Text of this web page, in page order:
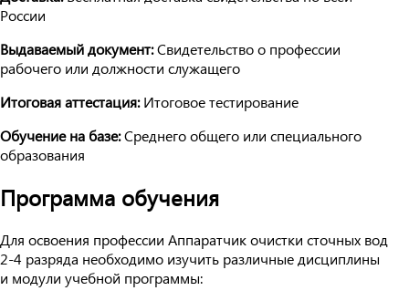
России
Выдаваемый документ:Свидетельство о профессии
рабочего или должности служащего
Итоговая аттестация:Итоговое тестирование
Обучение на базе:Среднего общего или специального
образования
Программа обучения
Для освоения профессии Аппаратчик очистки сточных вод
2-4 разряда необходимо изучить различные дисциплины
и модули учебной программы: